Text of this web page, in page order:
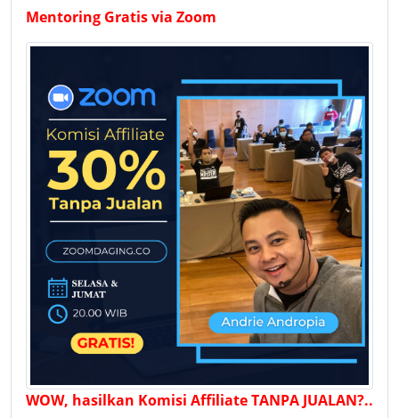
Mentoring Gratis via Zoom
WOW, hasilkan Komisi Affiliate TANPA JUALAN?..